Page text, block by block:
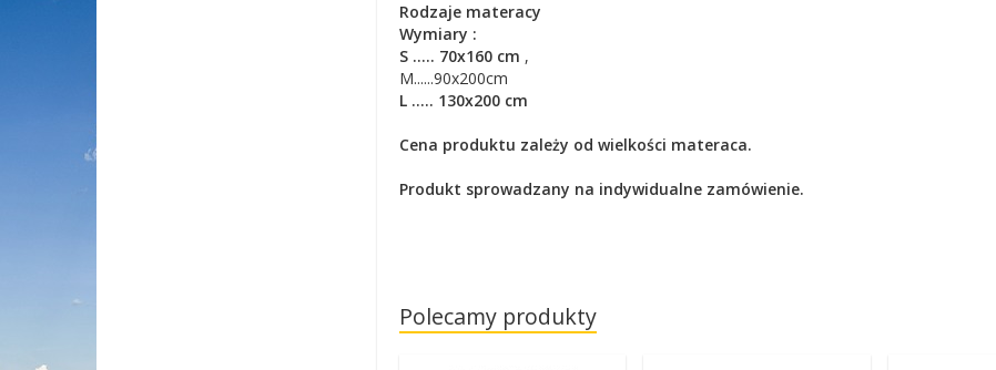
Rodzaje materacy
Wymiary :
S ..... 70x160 cm ,
M......90x200cm
L ..... 130x200 cm
Cena produktu zależy od wielkości materaca.
Produkt sprowadzany na indywidualne zamówienie.
Polecamy produkty